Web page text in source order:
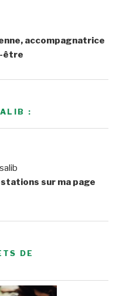
accompagnatrice
être
:
sur ma page
DE